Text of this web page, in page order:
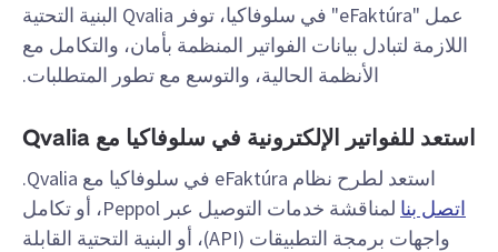
عمل "eFaktúra" في سلوفاكيا، توفر Qvalia البنية التحتية
اللازمة لتبادل بيانات الفواتير المنظمة بأمان، والتكامل مع
الأنظمة الحالية، والتوسع مع تطور المتطلبات.
استعد للفواتير الإلكترونية في سلوفاكيا مع Qvalia
استعد لطرح نظام eFaktúra في سلوفاكيا مع Qvalia.
اتصل بنا
لمناقشة خدمات التوصيل عبر Peppol، أو تكامل
واجهات برمجة التطبيقات (API)، أو البنية التحتية القابلة